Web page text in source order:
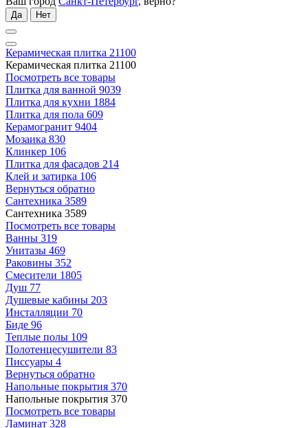
Да Нет
Керамическая плитка 21100
Керамическая плитка 21100
Посмотреть все товары
Плитка для ванной 9039
Плитка для кухни 1884
Плитка для пола 609
Керамогранит 9404
Мозаика 830
Клинкер 106
Плитка для фасадов 214
Клей и затирка 106
Вернуться обратно
Сантехника 3589
Сантехника 3589
Посмотреть все товары
Ванны 319
Унитазы 469
Раковины 352
Смесители 1805
Душ 77
Душевые кабины 203
Инсталляции 70
Биде 96
Теплые полы 109
Полотенцесушители 83
Писсуары 4
Вернуться обратно
Напольные покрытия 370
Напольные покрытия 370
Посмотреть все товары
Ламинат 328